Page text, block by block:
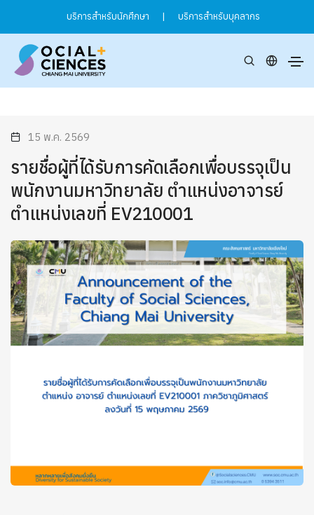
บริการสำหรับนักศึกษา | บริการสำหรับบุคลากร
15 พ.ค. 2569
รายชื่อผู้ที่ได้รับการคัดเลือกเพื่อบรรจุเป็น
พนักงานมหาวิทยาลัย ตำแหน่งอาจารย์
ตำแหน่งเลขที่ EV210001